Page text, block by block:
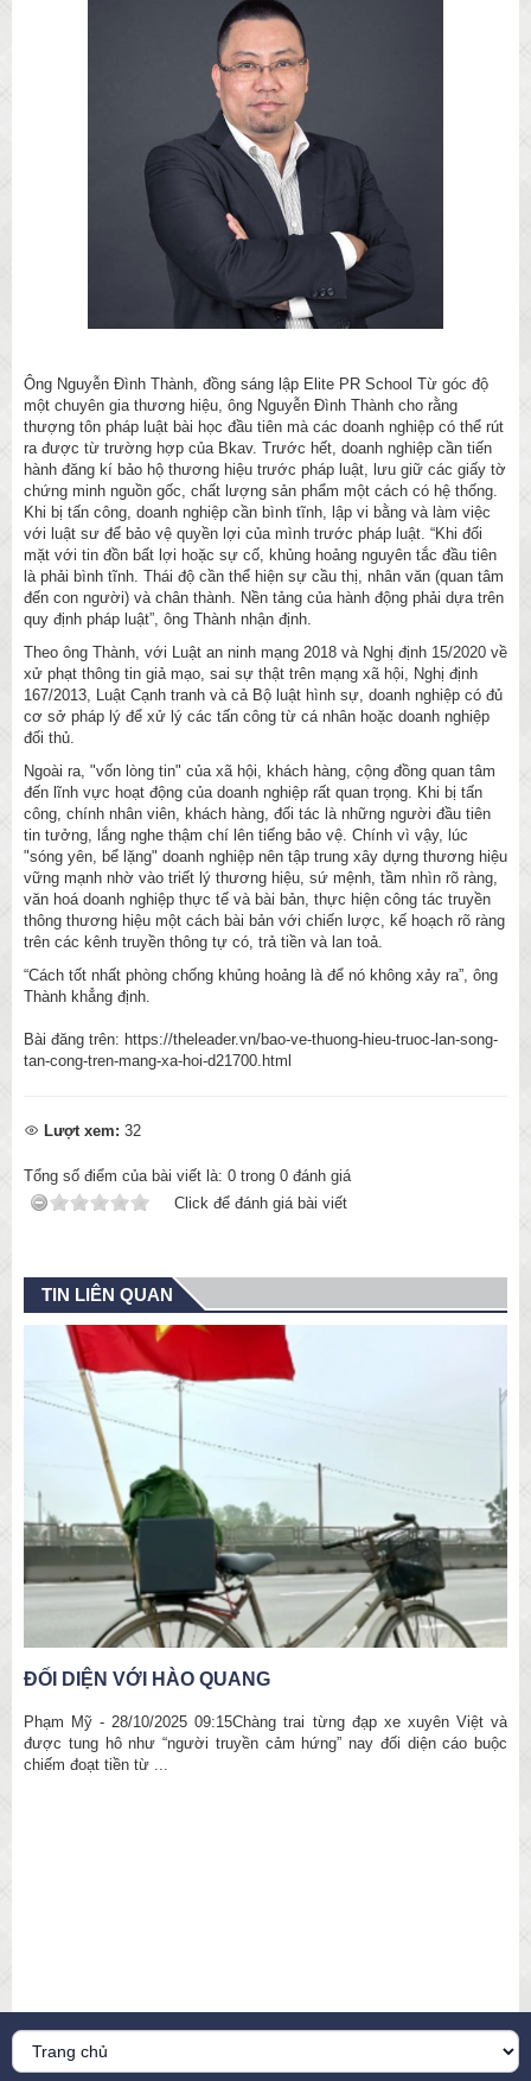
Ông Nguyễn Đình Thành, đồng sáng lập Elite PR School Từ góc độ
một chuyên gia thương hiệu, ông Nguyễn Đình Thành cho rằng
thượng tôn pháp luật bài học đầu tiên mà các doanh nghiệp có thể rút
ra được từ trường hợp của Bkav. Trước hết, doanh nghiệp cần tiến
hành đăng kí bảo hộ thương hiệu trước pháp luật, lưu giữ các giấy tờ
chứng minh nguồn gốc, chất lượng sản phẩm một cách có hệ thống.
Khi bị tấn công, doanh nghiệp cần bình tĩnh, lập vi bằng và làm việc
với luật sư để bảo vệ quyền lợi của mình trước pháp luật. “Khi đối
mặt với tin đồn bất lợi hoặc sự cố, khủng hoảng nguyên tắc đầu tiên
là phải bình tĩnh. Thái độ cần thể hiện sự cầu thị, nhân văn (quan tâm
đến con người) và chân thành. Nền tảng của hành động phải dựa trên
quy định pháp luật”, ông Thành nhận định.
Theo ông Thành, với Luật an ninh mạng 2018 và Nghị định 15/2020 về
xử phạt thông tin giả mạo, sai sự thật trên mạng xã hội, Nghị định
167/2013, Luật Cạnh tranh và cả Bộ luật hình sự, doanh nghiệp có đủ
cơ sở pháp lý để xử lý các tấn công từ cá nhân hoặc doanh nghiệp
đối thủ.
Ngoài ra, "vốn lòng tin" của xã hội, khách hàng, cộng đồng quan tâm
đến lĩnh vực hoạt động của doanh nghiệp rất quan trọng. Khi bị tấn
công, chính nhân viên, khách hàng, đối tác là những người đầu tiên
tin tưởng, lắng nghe thậm chí lên tiếng bảo vệ. Chính vì vậy, lúc
"sóng yên, bể lặng" doanh nghiệp nên tập trung xây dựng thương hiệu
vững mạnh nhờ vào triết lý thương hiệu, sứ mệnh, tầm nhìn rõ ràng,
văn hoá doanh nghiệp thực tế và bài bản, thực hiện công tác truyền
thông thương hiệu một cách bài bản với chiến lược, kế hoạch rõ ràng
trên các kênh truyền thông tự có, trả tiền và lan toả.
“Cách tốt nhất phòng chống khủng hoảng là để nó không xảy ra”, ông
Thành khẳng định.
Bài đăng trên: https://theleader.vn/bao-ve-thuong-hieu-truoc-lan-song-
tan-cong-tren-mang-xa-hoi-d21700.html
Lượt xem: 32
Tổng số điểm của bài viết là: 0 trong 0 đánh giá
Click để đánh giá bài viết
TIN LIÊN QUAN
CÁCH CA SỸ JACK XỬ LÝ KHỦNG HOẢNG TRUYỀN
Thấy gì từ việc Jack xin lỗi và tạm dừng biểu diễnQuỳnh An - Thứ
năm, 30/10/2025 13:11 (GMT+7)Chuyên gia truyền thông đưa ra nhận